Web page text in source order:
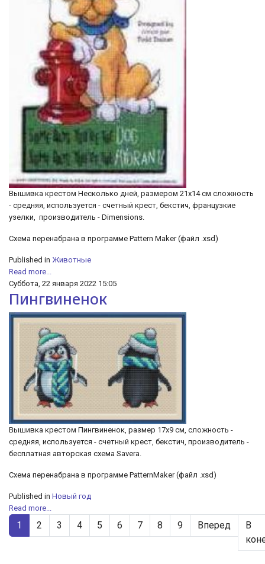
Вышивка крестом Несколько дней, размером 21х14 см сложность
- средняя, используется - счетный крест, бекстич, французкие
узелки, производитель - Dimensions.
Cхема перенабрана в программе Pattern Maker (файл .xsd)
Published in Животные
Read more...
Суббота, 22 января 2022 15:05
Пингвиненок
Вышивка крестом Пингвиненок, размер 17х9 см, сложность -
средняя, используется - счетный крест, бекстич, производитель -
бесплатная авторская схема Savera.
Схема перенабрана в программе PatternMaker (файл .xsd)
Published in Новый год
Read more...
1 2 3 4 5 6 7 8 9 Вперед
В